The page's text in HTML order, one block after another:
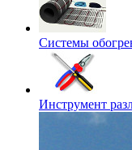
Системы
Инструмент